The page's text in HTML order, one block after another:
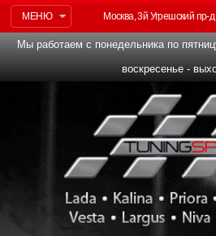
МЕНЮ Москва, 3й Угрешский пр-
Мы работаем с понедельника по
воскресенье -